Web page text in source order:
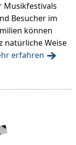
Musikfestivals
Besucher im
können
natürliche Weise
erfahren